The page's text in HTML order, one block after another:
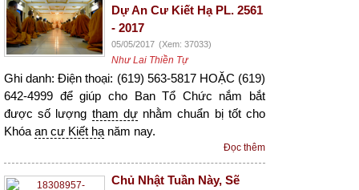
Dự An Cư Kiết Hạ PL. 2561
- 2017
05/05/2017 (Xem: 37033)
Như Lai Thiền Tự
Ghi danh: Điện thoại: (619) 563-5817 HOẶC (619)
642-4999 để giúp cho Ban Tổ Chức nắm bắt
được số lượng tham dựnhằm chuẩn bị tốt cho
Khóa an cư Kiết hạ năm nay.
Đọc thêm
Chủ Nhật Tuần Này, Sẽ